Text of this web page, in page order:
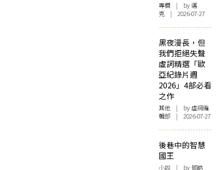
專欄 | by邁
克 | 2026-07-27
黑夜漫長，但
我們拒絕失聲
虛詞精選「歐
亞紀錄片週
2026」4部必看
之作
其他 | by 虛詞編
輯部 | 2026-07-27
後巷中的智慧
國王
小說 | by 鄧皓